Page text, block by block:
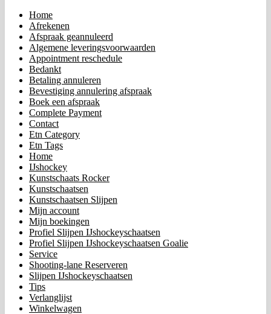
Home
Afrekenen
Afspraak geannuleerd
Algemene leveringsvoorwaarden
Appointment reschedule
Bedankt
Betaling annuleren
Bevestiging annulering afspraak
Boek een afspraak
Complete Payment
Contact
Etn Category
Etn Tags
Home
IJshockey
Kunstschaats Rocker
Kunstschaatsen
Kunstschaatsen Slijpen
Mijn account
Mijn boekingen
Profiel Slijpen IJshockeyschaatsen
Profiel Slijpen IJshockeyschaatsen Goalie
Service
Shooting-lane Reserveren
Slijpen IJshockeyschaatsen
Tips
Verlanglijst
Winkelwagen